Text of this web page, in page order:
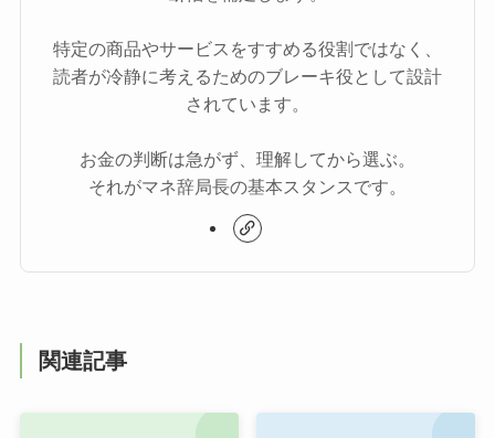
特定の商品やサービスをすすめる役割ではなく、
読者が冷静に考えるためのブレーキ役として設計
されています。
お金の判断は急がず、理解してから選ぶ。
それがマネ辞局長の基本スタンスです。
関連記事